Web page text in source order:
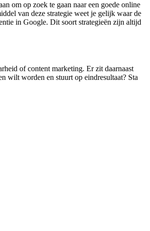
om op zoek te gaan naar een goede online
van deze strategie weet je gelijk waar de
in Google. Dit soort strategieën zijn altijd
of content marketing. Er zit daarnaast
wilt worden en stuurt op eindresultaat? Sta